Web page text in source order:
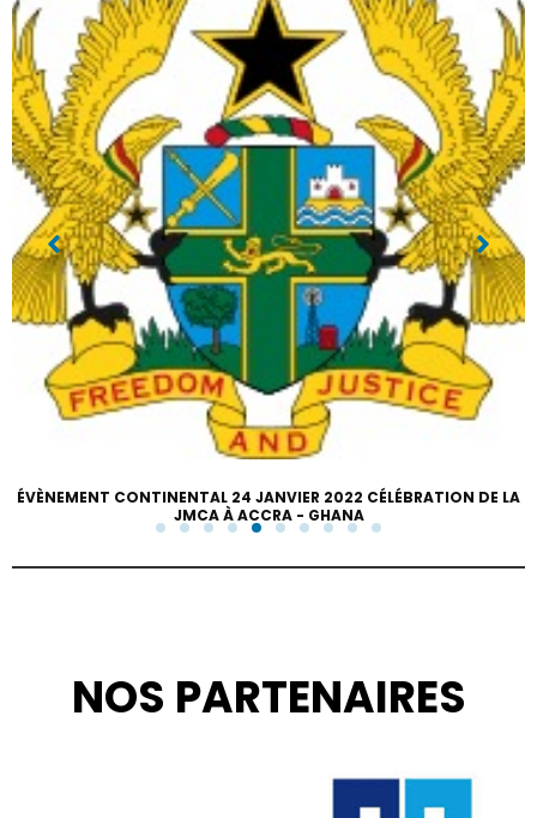
ÉVÈNEMENT CONTINENTAL 24 JANVIER 2022 CÉLÉBRATION DE LA
JMCA À ACCRA - GHANA
NOS PARTENAIRES